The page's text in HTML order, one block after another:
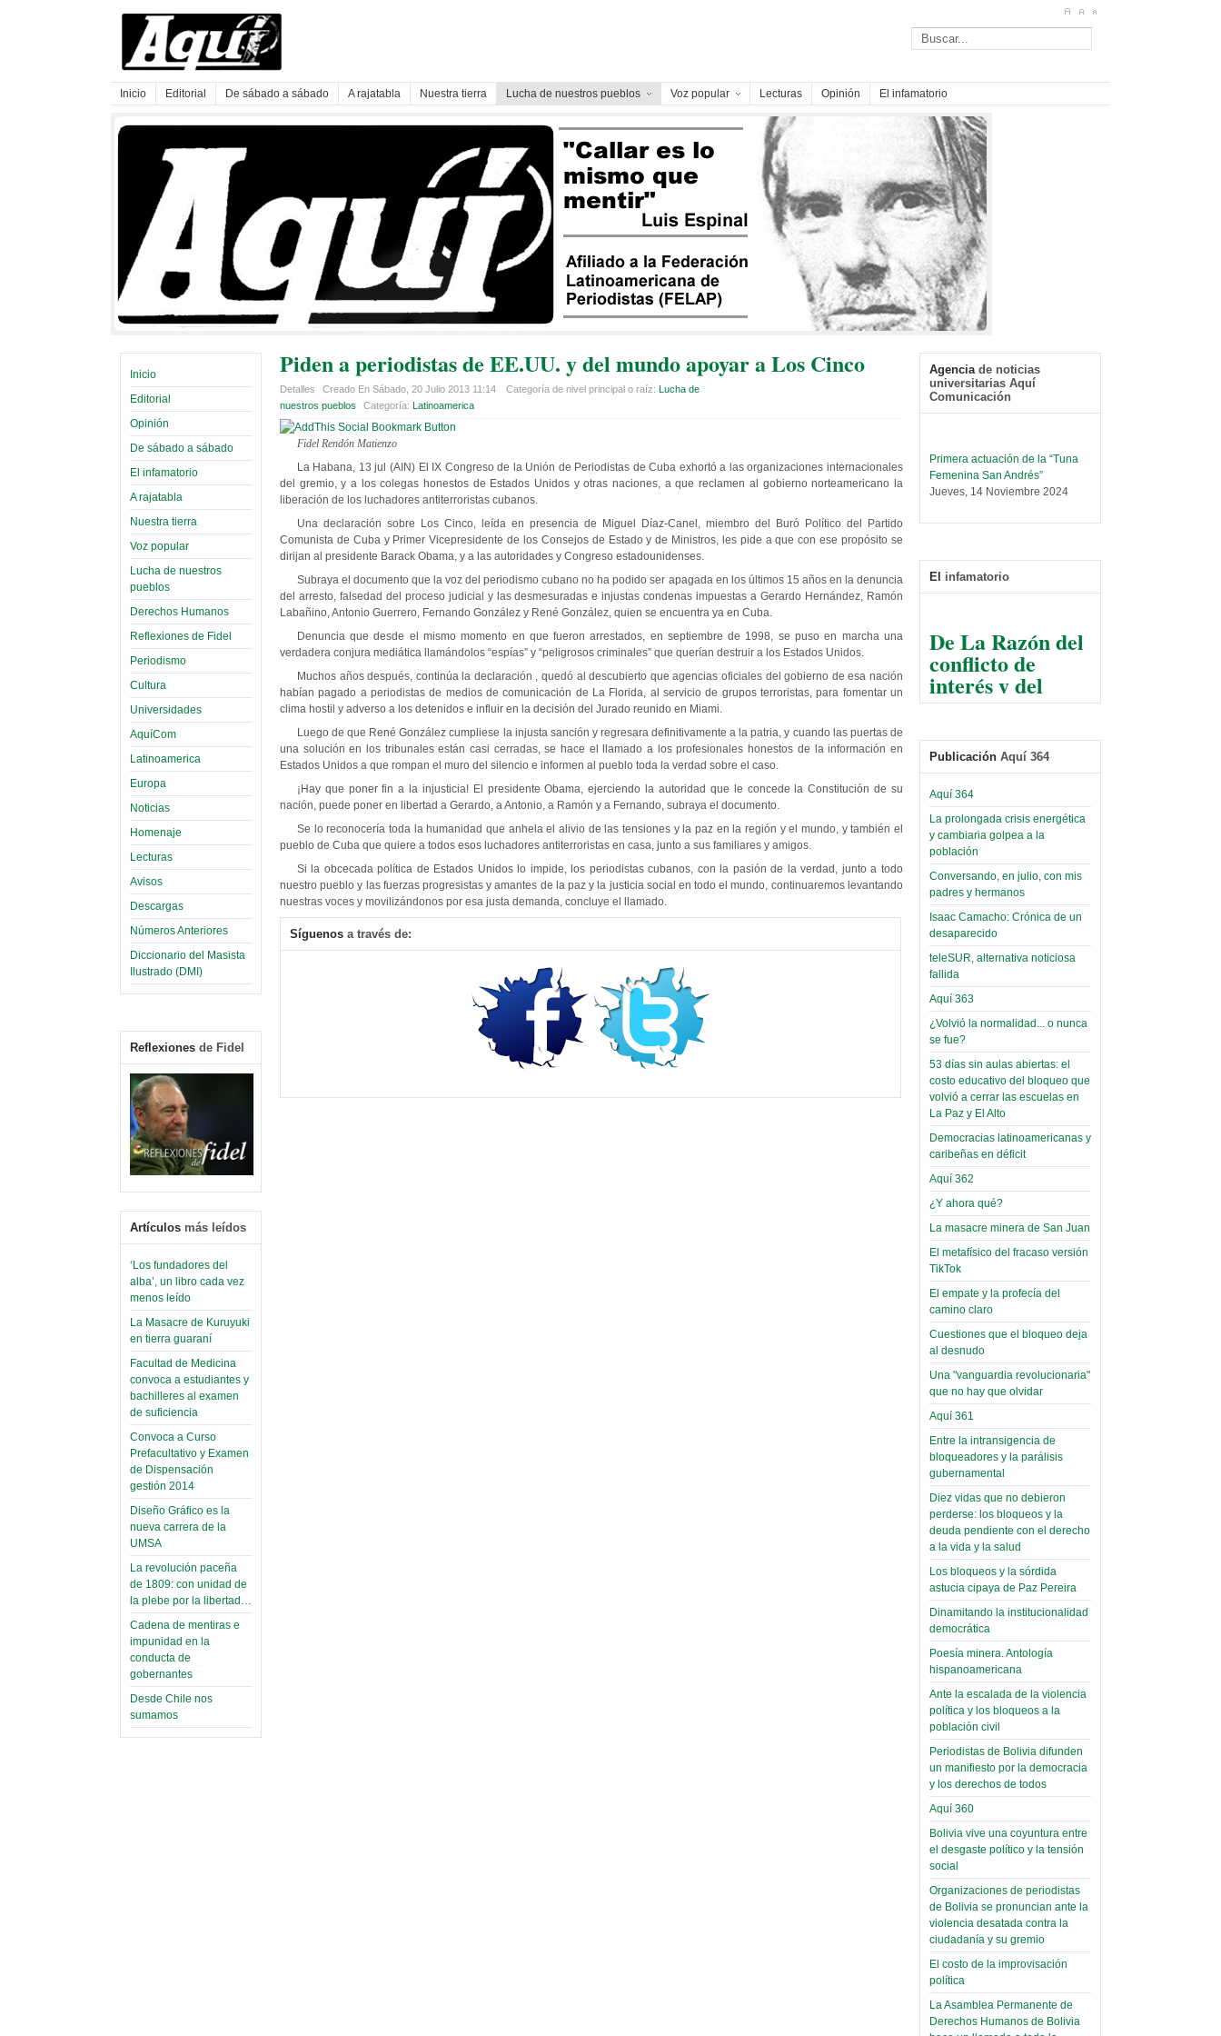
Inicio Editorial De sábado a sábado A rajatabla Nuestra tierra Lucha de nuestros pueblos Voz popular Lecturas Opinión El infamatorio
Inicio
Editorial
Opinión
De sábado a sábado
El infamatorio
A rajatabla
Nuestra tierra
Voz popular
Lucha de nuestros
pueblos
Derechos Humanos
Reflexiones de Fidel
Periodismo
Cultura
Universidades
AquíCom
Latinoamerica
Europa
Noticias
Homenaje
Lecturas
Avisos
Descargas
Números Anteriores
Diccionario del Masista
Ilustrado (DMI)
Reflexiones de Fidel
Artículos más leídos
‘Los fundadores del
alba’, un libro cada vez
menos leído
La Masacre de Kuruyuki
en tierra guaraní
Facultad de Medicina
convoca a estudiantes y
bachilleres al examen
de suficiencia
Convoca a Curso
Prefacultativo y Examen
de Dispensación
gestión 2014
Diseño Gráfico es la
nueva carrera de la
UMSA
La revolución paceña
de 1809: con unidad de
la plebe por la libertad…
Cadena de mentiras e
impunidad en la
conducta de
gobernantes
Desde Chile nos
sumamos
Piden a periodistas de EE.UU. y del mundo apoyar a Los Cinco
Detalles Creado En Sábado, 20 Julio 2013 11:14 Categoría de nivel principal o raíz: Lucha de
nuestros pueblos
Categoría: Latinoamerica
Fidel Rendón Matienzo
La Habana, 13 jul (AIN) El IX Congreso de la Unión de Periodistas de Cuba exhortó a las organizaciones internacionales
del gremio, y a los colegas honestos de Estados Unidos y otras naciones, a que reclamen al gobierno norteamericano la
liberación de los luchadores antiterroristas cubanos.
Una declaración sobre Los Cinco, leída en presencia de Miguel Díaz-Canel, miembro del Buró Político del Partido
Comunista de Cuba y Primer Vicepresidente de los Consejos de Estado y de Ministros, les pide a que con ese propósito se
dirijan al presidente Barack Obama, y a las autoridades y Congreso estadounidenses.
Subraya el documento que la voz del periodismo cubano no ha podido ser apagada en los últimos 15 años en la denuncia
del arresto, falsedad del proceso judicial y las desmesuradas e injustas condenas impuestas a Gerardo Hernández, Ramón
Labañino, Antonio Guerrero, Fernando González y René González, quien se encuentra ya en Cuba.
Denuncia que desde el mismo momento en que fueron arrestados, en septiembre de 1998, se puso en marcha una
verdadera conjura mediática llamándolos “espías” y “peligrosos criminales” que querían destruir a los Estados Unidos.
Muchos años después, continúa la declaración , quedó al descubierto que agencias oficiales del gobierno de esa nación
habían pagado a periodistas de medios de comunicación de La Florida, al servicio de grupos terroristas, para fomentar un
clima hostil y adverso a los detenidos e influir en la decisión del Jurado reunido en Miami.
Luego de que René González cumpliese la injusta sanción y regresara definitivamente a la patria, y cuando las puertas de
una solución en los tribunales están casi cerradas, se hace el llamado a los profesionales honestos de la información en
Estados Unidos a que rompan el muro del silencio e informen al pueblo toda la verdad sobre el caso.
¡Hay que poner fin a la injusticia! El presidente Obama, ejerciendo la autoridad que le concede la Constitución de su
nación, puede poner en libertad a Gerardo, a Antonio, a Ramón y a Fernando, subraya el documento.
Se lo reconocería toda la humanidad que anhela el alivio de las tensiones y la paz en la región y el mundo, y también el
pueblo de Cuba que quiere a todos esos luchadores antiterroristas en casa, junto a sus familiares y amigos.
Si la obcecada política de Estados Unidos lo impide, los periodistas cubanos, con la pasión de la verdad, junto a todo
nuestro pueblo y las fuerzas progresistas y amantes de la paz y la justicia social en todo el mundo, continuaremos levantando
nuestras voces y movilizándonos por esa justa demanda, concluye el llamado.
Síguenos a través de:
Agencia de noticias
universitarias Aquí
Comunicación
Primera actuación de la “Tuna
Femenina San Andrés”
Jueves, 14 Noviembre 2024
Sábado, 14 Septiembre 2024
Centro de Estudiantes organiza
taller de software estadístico en
la UMSA
Sábado, 14 Septiembre 2024
certificados por apoyo al
Séptimo Encuentro de
Sábado, 14 Octubre 2023
Leer Más...
Trabajo Social de la UMSA
volverá a las urnas para elegir a
su directora
Sábado, 14 Octubre 2023
Leer Más...
Candidatos del MAS se
presentarán en la UMSA
Jueves, 14 Septiembre 2023
Leer Más...
Carrera de Geografía realiza
Segundo Congreso Nacional
Viernes, 14 Octubre 2022
Leer Más...
Docentes y estudiantes de
Trabajo Social de la UMSA
elegirán directora
Viernes, 14 Octubre 2022
Leer Más...
“Tuna Femenina San Andrés”
toca y canta con coraje
Miércoles, 14 Septiembre 2022
Leer Más...
Posesionan a dirigentes de
Asociación de Docentes
Domingo, 14 Agosto 2022
Leer Más...
El infamatorio
De La Razón del
conflicto de
interés y del
razonable arte
y esconder la
mano
El Infamatorio
Jueves, 10 Diciembre 2020
Read more...
Infierno Covid
parte VI:
Gabinete de
Áñez se atribuye
construcción de
hospitales
prefabricados en
la que no tuvo
participación;
más de 24 horas
después rectifica
parcialmente
El Infamatorio
Miércoles, 09 Diciembre 2020
Read more...
Interpretación
de un álbum de
narco-fotos
(Miscelánea
Palaciega 8)
El Infamatorio
Miércoles, 19 Junio 2019
Read more...
Cosmética
descolonizadora
(Miscelánea
palaciega 7)
El Infamatorio
Lunes, 27 Mayo 2019
Read more...
Creacionismo,
filtraciones e
inicio de la
campaña del
MAS
(Miscelánea
palaciega 6)
El Infamatorio
Domingo, 12 Mayo 2019
Read more...
Publicación Aquí 364
Aquí 364
La prolongada crisis energética
y cambiaria golpea a la
población
Conversando, en julio, con mis
padres y hermanos
Isaac Camacho: Crónica de un
desaparecido
teleSUR, alternativa noticiosa
fallida
Aquí 363
¿Volvió la normalidad... o nunca
se fue?
53 días sin aulas abiertas: el
costo educativo del bloqueo que
volvió a cerrar las escuelas en
La Paz y El Alto
Democracias latinoamericanas y
caribeñas en déficit
Aquí 362
¿Y ahora qué?
La masacre minera de San Juan
El metafísico del fracaso versión
TikTok
El empate y la profecía del
camino claro
Cuestiones que el bloqueo deja
al desnudo
Una "vanguardia revolucionaria"
que no hay que olvidar
Aquí 361
Entre la intransigencia de
bloqueadores y la parálisis
gubernamental
Diez vidas que no debieron
perderse: los bloqueos y la
deuda pendiente con el derecho
a la vida y la salud
Los bloqueos y la sórdida
astucia cipaya de Paz Pereira
Dinamitando la institucionalidad
democrática
Poesía minera. Antología
hispanoamericana
Ante la escalada de la violencia
política y los bloqueos a la
población civil
Periodistas de Bolivia difunden
un manifiesto por la democracia
y los derechos de todos
Aquí 360
Bolivia vive una coyuntura entre
el desgaste político y la tensión
social
Organizaciones de periodistas
de Bolivia se pronuncian ante la
violencia desatada contra la
ciudadanía y su gremio
El costo de la improvisación
política
La Asamblea Permanente de
Derechos Humanos de Bolivia